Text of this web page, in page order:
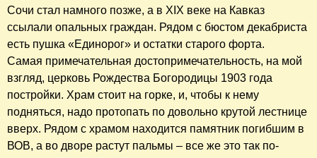
Сочи стал намного позже, а в XIX веке на Кавказ
ссылали опальных граждан. Рядом с бюстом декабриста
есть пушка «Единорог» и остатки старого форта.
Самая примечательная достопримечательность, на мой
взгляд, церковь Рождества Богородицы 1903 года
постройки. Храм стоит на горке, и, чтобы к нему
подняться, надо протопать по довольно крутой лестнице
вверх. Рядом с храмом находится памятник погибшим в
ВОВ, а во дворе растут пальмы – все же это так по-